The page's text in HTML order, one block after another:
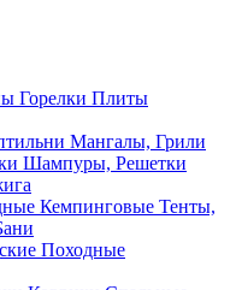
Горелки Плиты
Мангалы, Грили
Шампуры, Решетки
Кемпинговые Тенты,
Походные